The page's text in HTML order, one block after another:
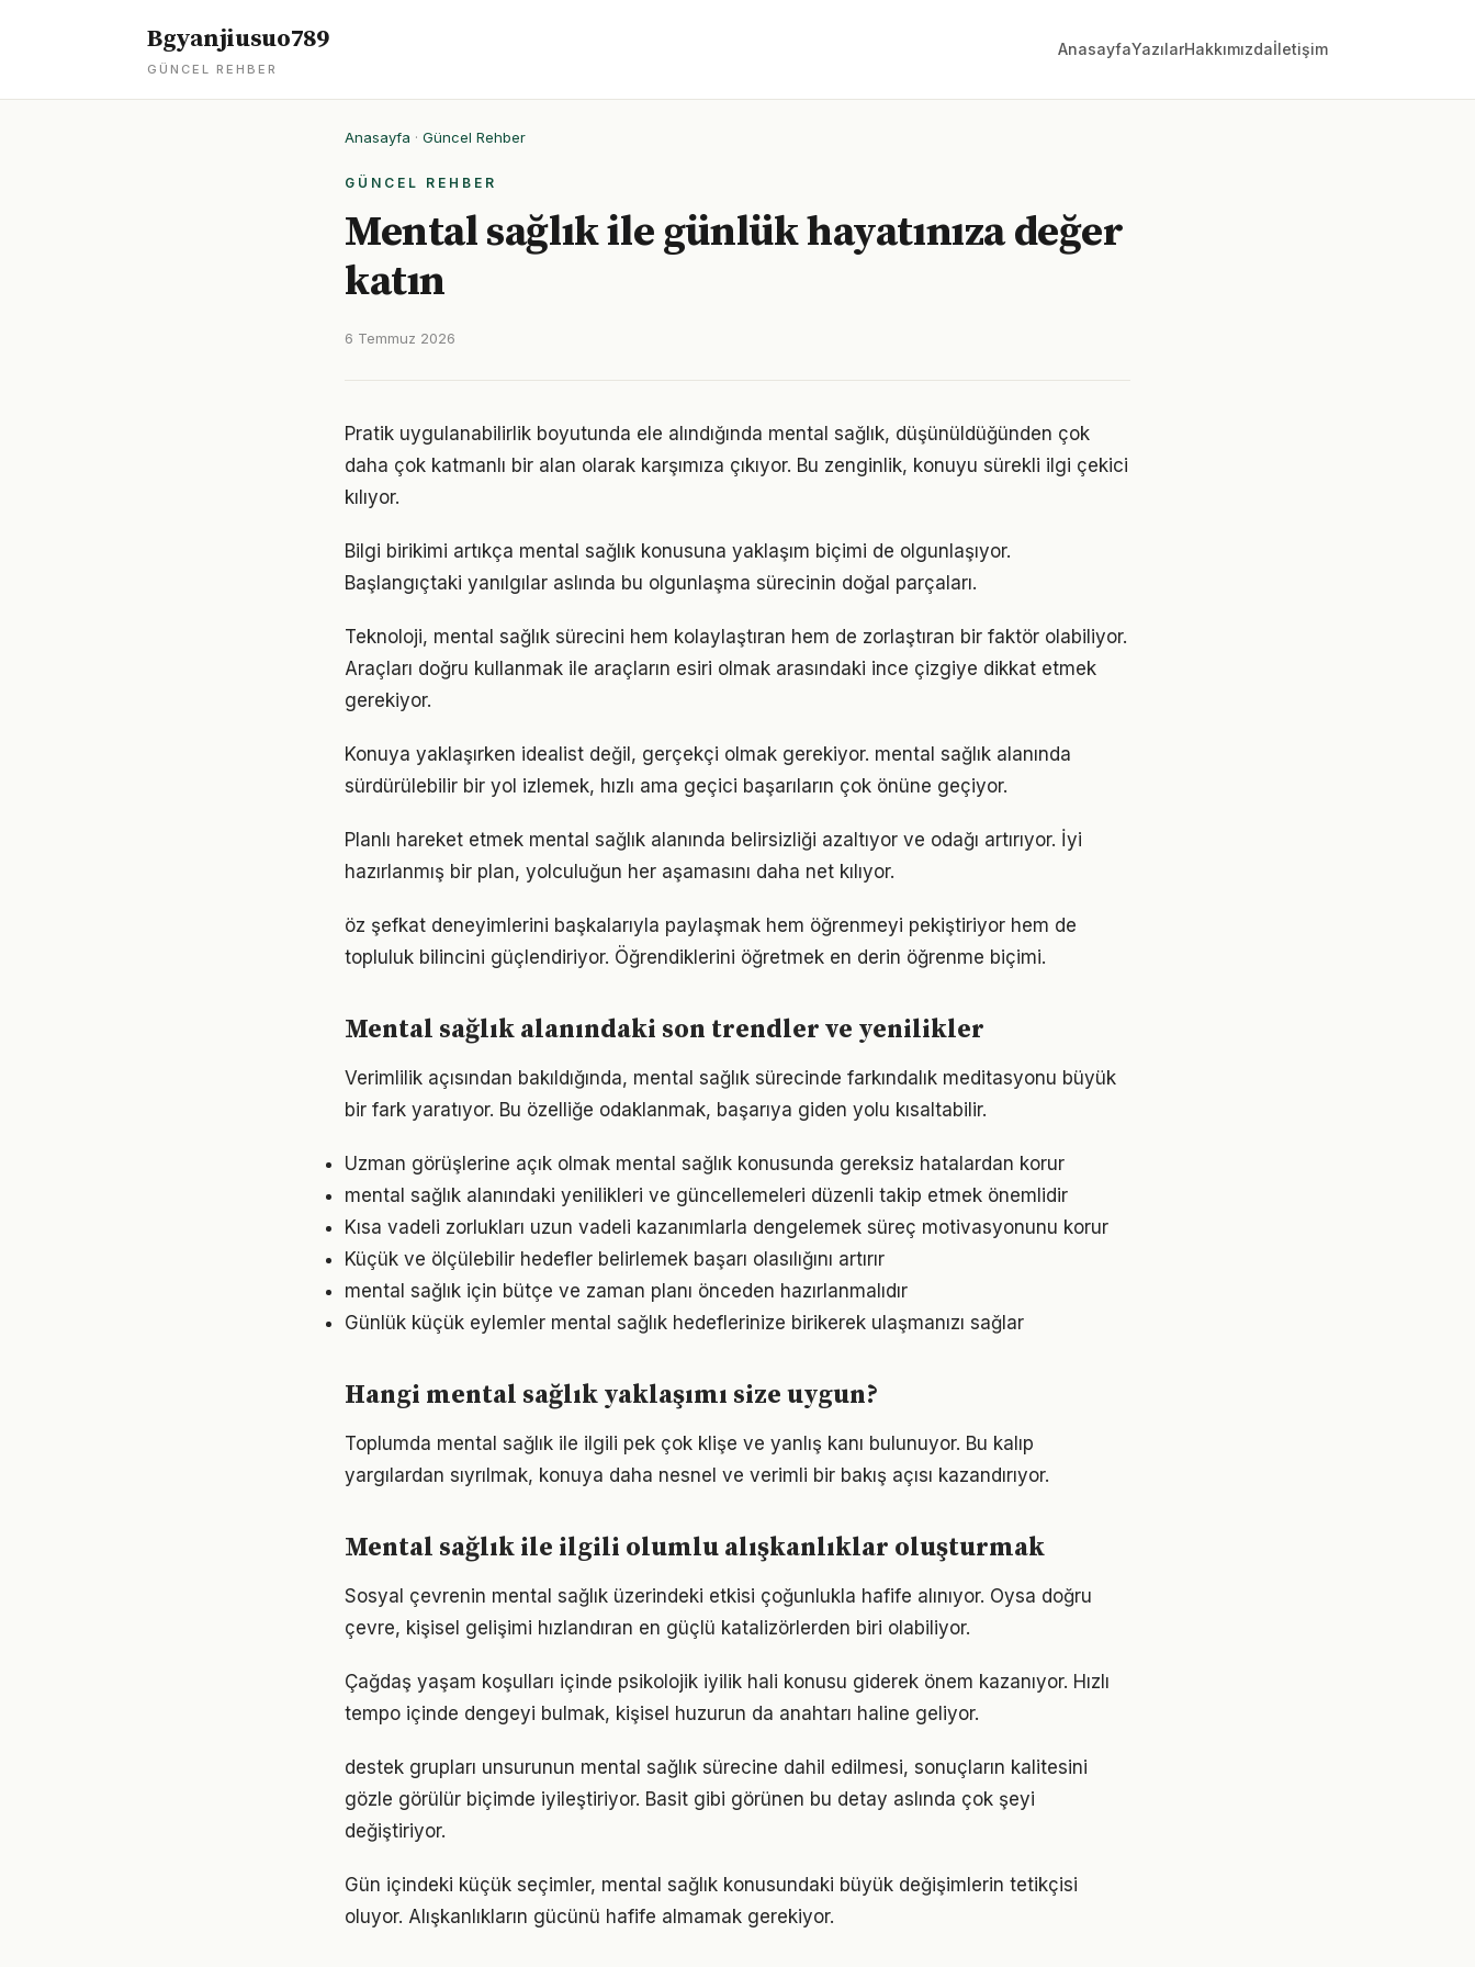
Bgyanjiusuo789
GÜNCEL REHBER
AnasayfaYazılarHakkımızdaİletişim
Anasayfa · Güncel Rehber
GÜNCEL REHBER
Mental sağlık ile günlük hayatınıza değer
katın
6 Temmuz 2026
Pratik uygulanabilirlik boyutunda ele alındığında mental sağlık, düşünüldüğünden çok
daha çok katmanlı bir alan olarak karşımıza çıkıyor. Bu zenginlik, konuyu sürekli ilgi çekici
kılıyor.
Bilgi birikimi artıkça mental sağlık konusuna yaklaşım biçimi de olgunlaşıyor.
Başlangıçtaki yanılgılar aslında bu olgunlaşma sürecinin doğal parçaları.
Teknoloji, mental sağlık sürecini hem kolaylaştıran hem de zorlaştıran bir faktör olabiliyor.
Araçları doğru kullanmak ile araçların esiri olmak arasındaki ince çizgiye dikkat etmek
gerekiyor.
Konuya yaklaşırken idealist değil, gerçekçi olmak gerekiyor. mental sağlık alanında
sürdürülebilir bir yol izlemek, hızlı ama geçici başarıların çok önüne geçiyor.
Planlı hareket etmek mental sağlık alanında belirsizliği azaltıyor ve odağı artırıyor. İyi
hazırlanmış bir plan, yolculuğun her aşamasını daha net kılıyor.
öz şefkat deneyimlerini başkalarıyla paylaşmak hem öğrenmeyi pekiştiriyor hem de
topluluk bilincini güçlendiriyor. Öğrendiklerini öğretmek en derin öğrenme biçimi.
Mental sağlık alanındaki son trendler ve yenilikler
Verimlilik açısından bakıldığında, mental sağlık sürecinde farkındalık meditasyonu büyük
bir fark yaratıyor. Bu özelliğe odaklanmak, başarıya giden yolu kısaltabilir.
Uzman görüşlerine açık olmak mental sağlık konusunda gereksiz hatalardan korur
mental sağlık alanındaki yenilikleri ve güncellemeleri düzenli takip etmek önemlidir
Kısa vadeli zorlukları uzun vadeli kazanımlarla dengelemek süreç motivasyonunu korur
Küçük ve ölçülebilir hedefler belirlemek başarı olasılığını artırır
mental sağlık için bütçe ve zaman planı önceden hazırlanmalıdır
Günlük küçük eylemler mental sağlık hedeflerinize birikerek ulaşmanızı sağlar
Hangi mental sağlık yaklaşımı size uygun?
Toplumda mental sağlık ile ilgili pek çok klişe ve yanlış kanı bulunuyor. Bu kalıp
yargılardan sıyrılmak, konuya daha nesnel ve verimli bir bakış açısı kazandırıyor.
Mental sağlık ile ilgili olumlu alışkanlıklar oluşturmak
Sosyal çevrenin mental sağlık üzerindeki etkisi çoğunlukla hafife alınıyor. Oysa doğru
çevre, kişisel gelişimi hızlandıran en güçlü katalizörlerden biri olabiliyor.
Çağdaş yaşam koşulları içinde psikolojik iyilik hali konusu giderek önem kazanıyor. Hızlı
tempo içinde dengeyi bulmak, kişisel huzurun da anahtarı haline geliyor.
destek grupları unsurunun mental sağlık sürecine dahil edilmesi, sonuçların kalitesini
gözle görülür biçimde iyileştiriyor. Basit gibi görünen bu detay aslında çok şeyi
değiştiriyor.
Gün içindeki küçük seçimler, mental sağlık konusundaki büyük değişimlerin tetikçisi
oluyor. Alışkanlıkların gücünü hafife almamak gerekiyor.